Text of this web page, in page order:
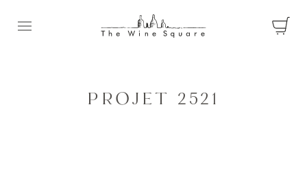
Ouvrir le menu
PROJET 2521